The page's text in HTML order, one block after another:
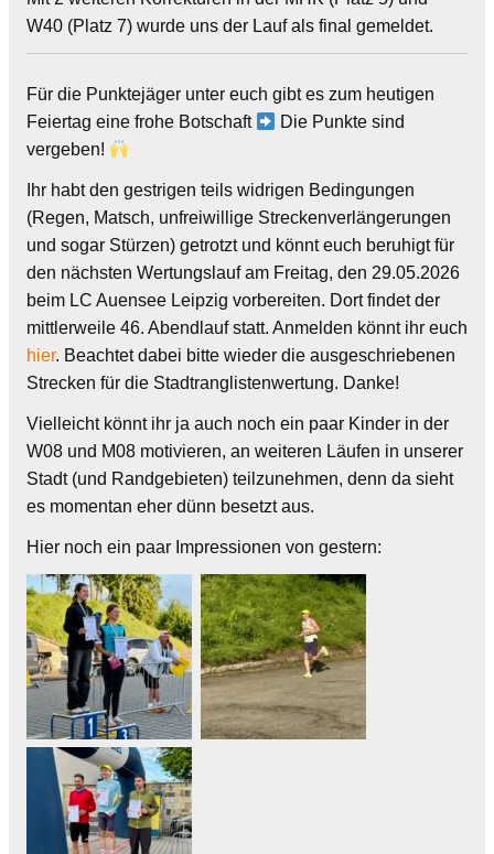
W40 (Platz 7) wurde uns der Lauf als final gemeldet.
Für die Punktejäger unter euch gibt es zum heutigen
Feiertag eine frohe Botschaft
Die Punkte sind
vergeben!
Ihr habt den gestrigen teils widrigen Bedingungen
(Regen, Matsch, unfreiwillige Streckenverlängerungen
und sogar Stürzen) getrotzt und könnt euch beruhigt für
den nächsten Wertungslauf am Freitag, den 29.05.2026
beim LC Auensee Leipzig vorbereiten. Dort findet der
mittlerweile 46. Abendlauf statt. Anmelden könnt ihr euch
hier. Beachtet dabei bitte wieder die ausgeschriebenen
Strecken für die Stadtranglistenwertung. Danke!
Vielleicht könnt ihr ja auch noch ein paar Kinder in der
W08 und M08 motivieren, an weiteren Läufen in unserer
Stadt (und Randgebieten) teilzunehmen, denn da sieht
es momentan eher dünn besetzt aus.
Hier noch ein paar Impressionen von gestern: